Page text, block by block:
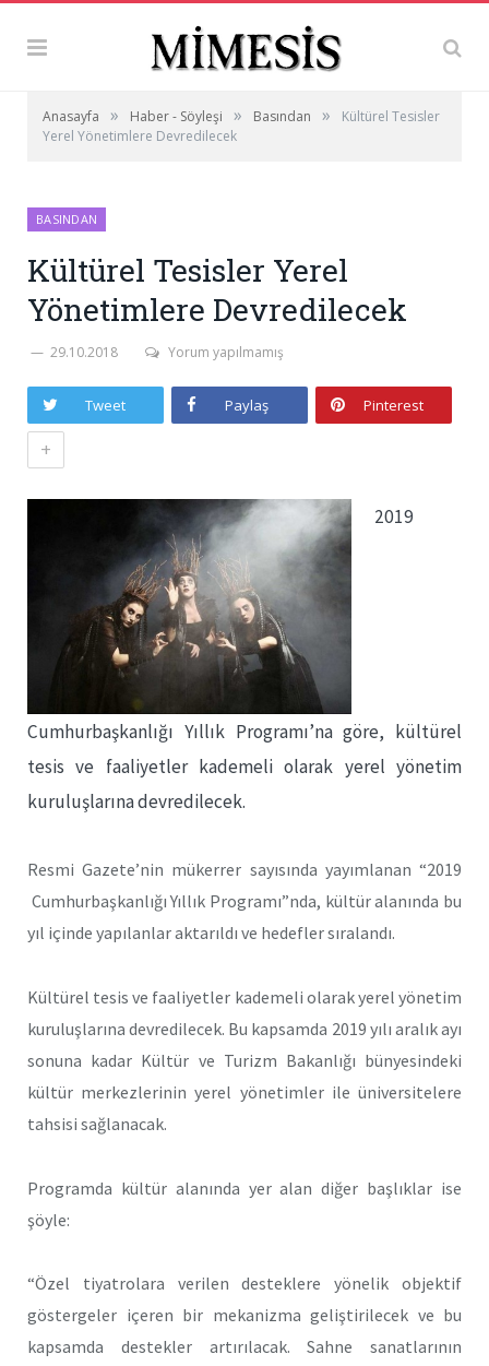
Anasayfa » Haber - Söyleşi » Basından »
Kültürel Tesisler
Yerel Yönetimlere Devredilecek
BASINDAN
Kültürel Tesisler Yerel
Yönetimlere Devredilecek
29.10.2018 Yorum yapılmamış
Tweet Paylaş Pinterest
+
2019
Cumhurbaşkanlığı Yıllık Programı’na göre, kültürel
tesis ve faaliyetler kademeli olarak yerel yönetim
kuruluşlarına devredilecek.
Resmi Gazete’nin mükerrer sayısında yayımlanan “2019
Cumhurbaşkanlığı Yıllık Programı”nda, kültür alanında bu
yıl içinde yapılanlar aktarıldı ve hedefler sıralandı.
Kültürel tesis ve faaliyetler kademeli olarak yerel yönetim
kuruluşlarına devredilecek. Bu kapsamda 2019 yılı aralık ayı
sonuna kadar Kültür ve Turizm Bakanlığı bünyesindeki
kültür merkezlerinin yerel yönetimler ile üniversitelere
tahsisi sağlanacak.
Programda kültür alanında yer alan diğer başlıklar ise
şöyle:
“Özel tiyatrolara verilen desteklere yönelik objektif
göstergeler içeren bir mekanizma geliştirilecek ve bu
kapsamda destekler artırılacak. Sahne sanatlarının